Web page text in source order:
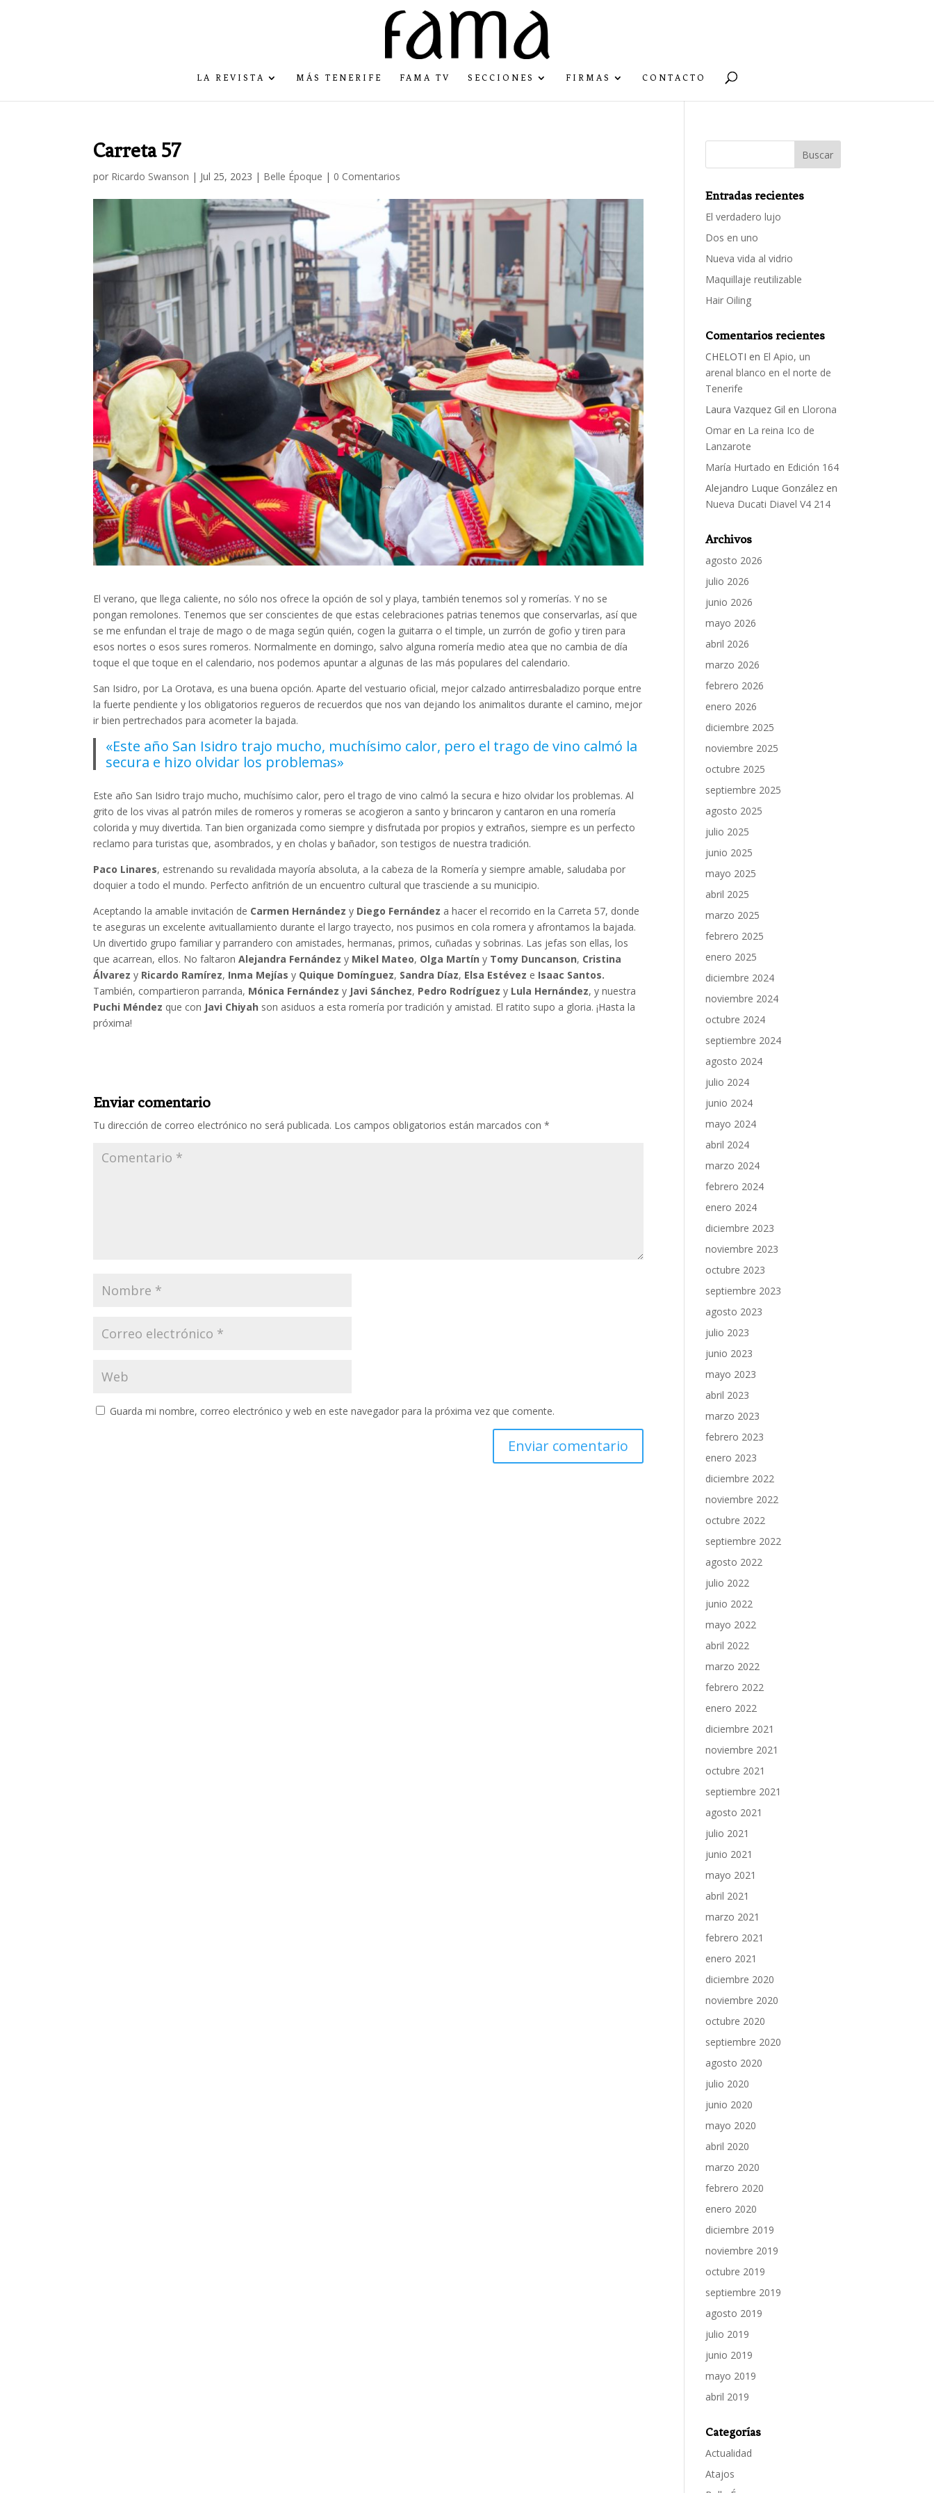
LA REVISTA MÁS TENERIFE FAMA TV SECCIONES FIRMAS CONTACTO
Carreta 57
por Ricardo Swanson | Jul 25, 2023 | Belle Époque | 0 Comentarios
El verano, que llega caliente, no sólo nos ofrece la opción de sol y playa, también tenemos sol y romerías. Y no se
pongan remolones. Tenemos que ser conscientes de que estas celebraciones patrias tenemos que conservarlas, así que
se me enfundan el traje de mago o de maga según quién, cogen la guitarra o el timple, un zurrón de gofio y tiren para
esos nortes o esos sures romeros. Normalmente en domingo, salvo alguna romería medio atea que no cambia de día
toque el que toque en el calendario, nos podemos apuntar a algunas de las más populares del calendario.
San Isidro, por La Orotava, es una buena opción. Aparte del vestuario oficial, mejor calzado antirresbaladizo porque entre
la fuerte pendiente y los obligatorios regueros de recuerdos que nos van dejando los animalitos durante el camino, mejor
ir bien pertrechados para acometer la bajada.
«Este año San Isidro trajo mucho, muchísimo calor, pero el trago de vino calmó la
secura e hizo olvidar los problemas»
Este año San Isidro trajo mucho, muchísimo calor, pero el trago de vino calmó la secura e hizo olvidar los problemas. Al
grito de los vivas al patrón miles de romeros y romeras se acogieron a santo y brincaron y cantaron en una romería
colorida y muy divertida. Tan bien organizada como siempre y disfrutada por propios y extraños, siempre es un perfecto
reclamo para turistas que, asombrados, y en cholas y bañador, son testigos de nuestra tradición.
Paco Linares, estrenando su revalidada mayoría absoluta, a la cabeza de la Romería y siempre amable, saludaba por
doquier a todo el mundo. Perfecto anfitrión de un encuentro cultural que trasciende a su municipio.
Aceptando la amable invitación de Carmen Hernández y Diego Fernández a hacer el recorrido en la Carreta 57, donde
te aseguras un excelente avituallamiento durante el largo trayecto, nos pusimos en cola romera y afrontamos la bajada.
Un divertido grupo familiar y parrandero con amistades, hermanas, primos, cuñadas y sobrinas. Las jefas son ellas, los
que acarrean, ellos. No faltaronAlejandra Fernández y Mikel Mateo, Olga Martín y Tomy Duncanson, Cristina
Álvarez y Ricardo Ramírez, Inma Mejías y Quique Domínguez, Sandra Díaz, Elsa Estévez e Isaac Santos.
También, compartieron parranda, Mónica Fernándezy Javi Sánchez, Pedro Rodríguez y Lula Hernández, y nuestra
Puchi Méndez que con Javi Chiyah son asiduos a esta romería por tradición y amistad. El ratito supo a gloria. ¡Hasta la
próxima!
Enviar comentario
Tu dirección de correo electrónico no será publicada. Los campos obligatorios están marcados con*
Guarda mi nombre, correo electrónico y web en este navegador para la próxima vez que comente.
Entradas recientes
El verdadero lujo
Dos en uno
Nueva vida al vidrio
Maquillaje reutilizable
Hair Oiling
Comentarios recientes
CHELOTI en El Apio, un
arenal blanco en el norte de
Tenerife
Laura Vazquez Gil en Llorona
Omar en La reina Ico de
Lanzarote
María Hurtado en Edición 164
Alejandro Luque González en
Nueva Ducati Diavel V4 214
Archivos
agosto 2026
julio 2026
junio 2026
mayo 2026
abril 2026
marzo 2026
febrero 2026
enero 2026
diciembre 2025
noviembre 2025
octubre 2025
septiembre 2025
agosto 2025
julio 2025
junio 2025
mayo 2025
abril 2025
marzo 2025
febrero 2025
enero 2025
diciembre 2024
noviembre 2024
octubre 2024
septiembre 2024
agosto 2024
julio 2024
junio 2024
mayo 2024
abril 2024
marzo 2024
febrero 2024
enero 2024
diciembre 2023
noviembre 2023
octubre 2023
septiembre 2023
agosto 2023
julio 2023
junio 2023
mayo 2023
abril 2023
marzo 2023
febrero 2023
enero 2023
diciembre 2022
noviembre 2022
octubre 2022
septiembre 2022
agosto 2022
julio 2022
junio 2022
mayo 2022
abril 2022
marzo 2022
febrero 2022
enero 2022
diciembre 2021
noviembre 2021
octubre 2021
septiembre 2021
agosto 2021
julio 2021
junio 2021
mayo 2021
abril 2021
marzo 2021
febrero 2021
enero 2021
diciembre 2020
noviembre 2020
octubre 2020
septiembre 2020
agosto 2020
julio 2020
junio 2020
mayo 2020
abril 2020
marzo 2020
febrero 2020
enero 2020
diciembre 2019
noviembre 2019
octubre 2019
septiembre 2019
agosto 2019
julio 2019
junio 2019
mayo 2019
abril 2019
Categorías
Actualidad
Atajos